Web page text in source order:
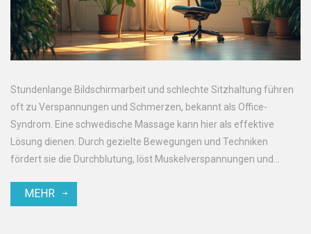
Stundenlange Bildschirmarbeit und schlechte Sitzhaltung führen
oft zu Verspannungen und Schmerzen, bekannt als Office-
Syndrom. Eine schwedische Massage kann hier als effektive
Lösung dienen. Durch gezielte Bewegungen und Techniken
fördert sie die Durchblutung, löst Muskelverspannungen und
Massagetechnik nicht nur Schmerzen lindert, sondern auch das
MEHR